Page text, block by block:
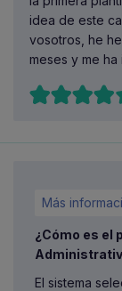
idea de este
vosotros, he
meses y me ha
Más
¿Cómo es el
El sistema